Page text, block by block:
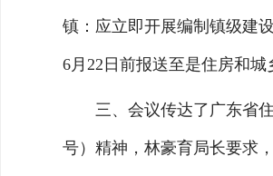
镇：应立即开展编制镇级建
6月22日前报送至是住房和城
三、会议传达了广东省住
号）精神，林豪育局长要求